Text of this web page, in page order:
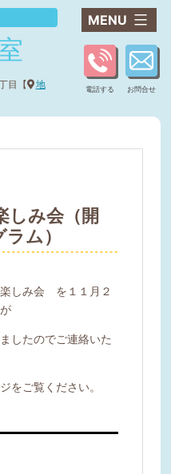
目【
地
電話する お問合せ
しみ会（開
ム）
しみ会 を１１月２
したのでご連絡いた
をご覧ください。